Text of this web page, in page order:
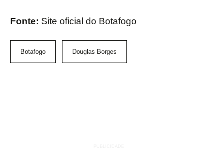
Fonte: Site oficial do Botafogo
Botafogo Douglas Borges